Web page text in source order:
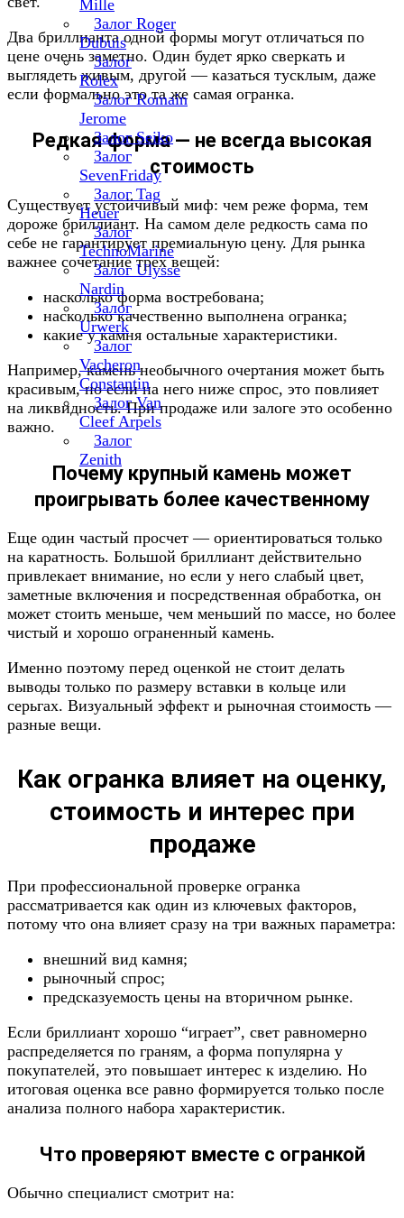
Mille
Залог Roger
Dubuis
Залог
Rolex
Залог Romain
Jerome
Залог Seiko
Залог
SevenFriday
Залог Tag
Heuer
Залог
TechnoMarine
Залог Ulysse
Nardin
Залог
Urwerk
Залог
Vacheron
Constantin
Залог Van
Cleef Arpels
Залог
Zenith
Два бриллианта одной формы могут отличаться по
цене очень заметно. Один будет ярко сверкать и
выглядеть живым, другой — казаться тусклым, даже
если формально это та же самая огранка.
Редкая форма — не всегда высокая
стоимость
Существует устойчивый миф: чем реже форма, тем
дороже бриллиант. На самом деле редкость сама по
себе не гарантирует премиальную цену. Для рынка
важнее сочетание трех вещей:
насколько форма востребована;
насколько качественно выполнена огранка;
какие у камня остальные характеристики.
Например, камень необычного очертания может быть
красивым, но если на него ниже спрос, это повлияет
на ликвидность. При продаже или залоге это особенно
важно.
Почему крупный камень может
проигрывать более качественному
Еще один частый просчет — ориентироваться только
на каратность. Большой бриллиант действительно
привлекает внимание, но если у него слабый цвет,
заметные включения и посредственная обработка, он
может стоить меньше, чем меньший по массе, но более
чистый и хорошо ограненный камень.
Именно поэтому перед оценкой не стоит делать
выводы только по размеру вставки в кольце или
серьгах. Визуальный эффект и рыночная стоимость —
разные вещи.
Как огранка влияет на оценку,
стоимость и интерес при
продаже
При профессиональной проверке огранка
рассматривается как один из ключевых факторов,
потому что она влияет сразу на три важных параметра:
внешний вид камня;
рыночный спрос;
предсказуемость цены на вторичном рынке.
Если бриллиант хорошо “играет”, свет равномерно
распределяется по граням, а форма популярна у
покупателей, это повышает интерес к изделию. Но
итоговая оценка все равно формируется только после
анализа полного набора характеристик.
Что проверяют вместе с огранкой
Обычно специалист смотрит на: